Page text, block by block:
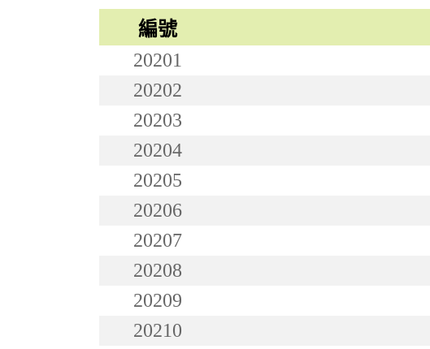
編號
20201
20202
20203
20204
20205
20206
20207
20208
20209
20210